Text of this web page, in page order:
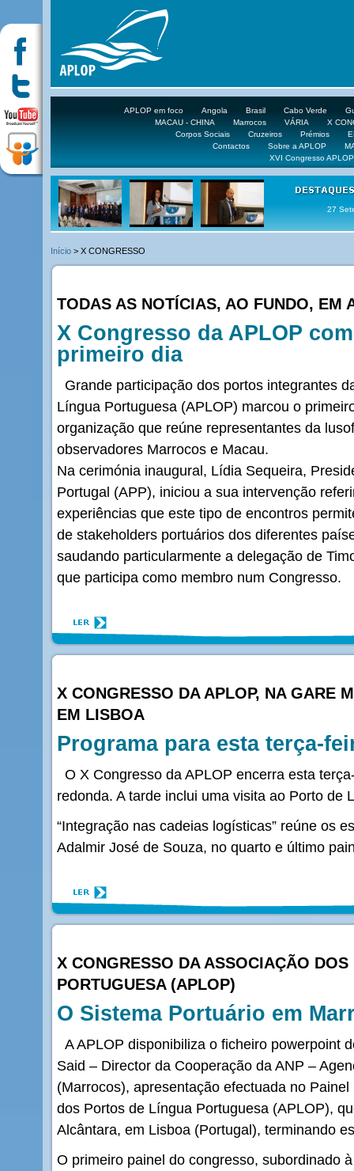
APLOP em foco Angola Brasil Cabo Verde
MACAU - CHINA
Marrocos VÁRIA
X
Corpos Sociais
Cruzeiros Prémios
Contactos
Sobre a APLOP
XVI Congresso APLOP
16 DE
Início > X CONGRESSO
TODAS AS NOTÍCIAS, AO FUNDO, EM
X Congresso da APLOP
primeiro dia
Grande participação dos portos integrantes
Língua Portuguesa (APLOP) marcou o
organização que reúne representantes da
observadores Marrocos e Macau.
Na cerimónia inaugural, Lídia Sequeira,
Portugal (APP), iniciou a sua intervenção
experiências que este tipo de encontros
de stakeholders portuários dos diferentes
saudando particularmente a delegação de
que participa como membro num Congresso.
X CONGRESSO DA APLOP, NA GARE
EM LISBOA
Programa para esta terça-
O X Congresso da APLOP encerra esta
redonda. A tarde inclui uma visita ao Porto de
“Integração nas cadeias logísticas” reúne os
Adalmir José de Souza, no quarto e último
X CONGRESSO DA ASSOCIAÇÃO
PORTUGUESA (APLOP)
O Sistema Portuário em
A APLOP disponibiliza o ficheiro powerpoint
Said – Director da Cooperação da ANP –
(Marrocos), apresentação efectuada no
dos Portos de Língua Portuguesa (APLOP),
Alcântara, em Lisboa (Portugal), terminando
O primeiro painel do congresso, subordinado